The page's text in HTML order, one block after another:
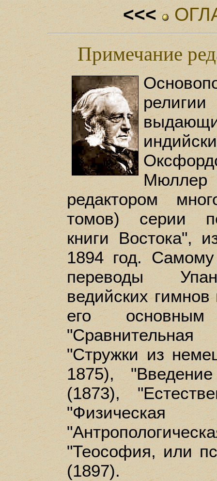
<<<
Примечание
Мюллер
редактором
томов) серии
книги Востока",
1894 год.
переводы
ведийских
его основным
"Стружки из
1875),
(1873),
"Теософия, или
(1897).